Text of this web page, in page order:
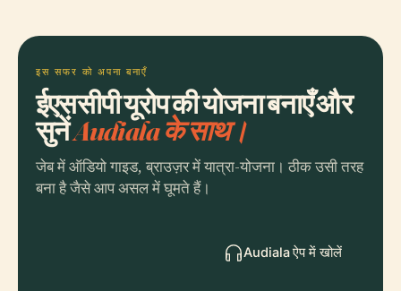
इस सफर को अपना बनाएँ
ईएससीपी यूरोप की योजना बनाएँ और
सुनेंAudiala के साथ।
जेब में ऑडियो गाइड, ब्राउज़र में यात्रा-योजना। ठीक उसी तरह
बना है जैसे आप असल में घूमते हैं।
Audiala ऐप में खोलें